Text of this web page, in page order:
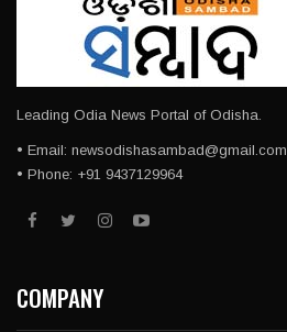
Leading Odia News Portal of Odisha.
• Email: newsodishasambad@gmail.com
• Phone: +91 9437129964
COMPANY